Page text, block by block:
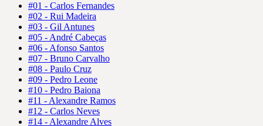
#01 - Carlos Fernandes
#02 - Rui Madeira
#03 - Gil Antunes
#05 - André Cabeças
#06 - Afonso Santos
#07 - Bruno Carvalho
#08 - Paulo Cruz
#09 - Pedro Leone
#10 - Pedro Baiona
#11 - Alexandre Ramos
#12 - Carlos Neves
#14 - Alexandre Alves